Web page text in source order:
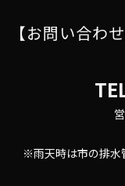
【お問い合わ
※雨天時は市の排水